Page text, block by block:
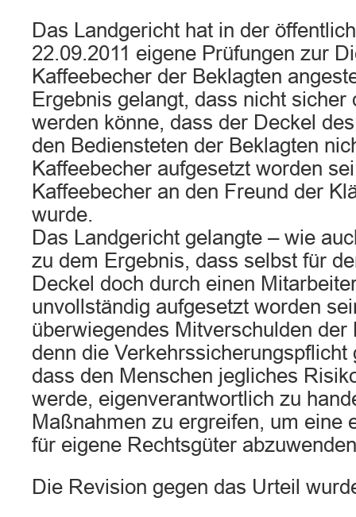
Das Landgericht hat in der
22.09.2011 eigene Prüfungen zur
Kaffeebecher der Beklagten
Ergebnis gelangt, dass nicht sicher
werden könne, dass der Deckel
den Bediensteten der Beklagten
Kaffeebecher aufgesetzt worden
Kaffeebecher an den Freund der
wurde.
Das Landgericht gelangte – wie
zu dem Ergebnis, dass selbst für
Deckel doch durch einen
unvollständig aufgesetzt worden
überwiegendes Mitverschulden der
denn die Verkehrssicherungspflicht
dass den Menschen jegliches
werde, eigenverantwortlich zu
Maßnahmen zu ergreifen, um eine
für eigene Rechtsgüter
Die Revision gegen das Urteil